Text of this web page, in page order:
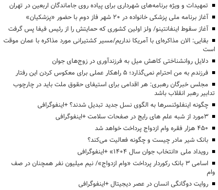
تمهیدات و ویژه برنامه‌های شهرداری برای پیاده روی جاماندگان اربعین در تهران
آغاز برنامه ملی پزشکی خانواده در ۲۰ شهر فاز دوم با حضور «پزشکیان»
آغاز سقوط اینفانتینو/ ولز اولین کشوری که حمایتش را از رئیس فیفا پس گرفت
بقایی: الان مذاکره‌ای با آمریکا نداریم/مسیر کشتیرانی مورد مذاکره با عمان موقت
است
دلایل روانشناختی کاهش میل به فرزندآوری در زوج‌های جوان
فرزندم به من احترام نمی‌گذارد؛ ۵ راهکار عملی برای معکوس کردن این رفتار
مجلس خبرگان رهبری: هر اقدامی برای استیفای حقوق ملت باید در چارچوب
تدابیر رهبر انقلاب باشد
چگونه اینفلوئنسرها به الگوی نسل جدید تبدیل شدند؟ +اینفوگرافی
3مورد از شبه علم های رایج در صفحات سلامت +اینفوگرافی
۴۵۰ هزار فقره وام ازدواج پرداخت خواهد شد
بانک شیر مادر چیست و چگونه فعالیت می‌کند؟
رویداد ملی «انتخاب جوان سال ۱۴۰۴» +اینفوگرافی
اسامی ۳ بانک رکوردار پرداخت «وام ازدواج»/ نیم میلیون نفر همچنان در صف
وام
روایت دوگانگی انسان در عصر دیجیتال +اینفوگرافی